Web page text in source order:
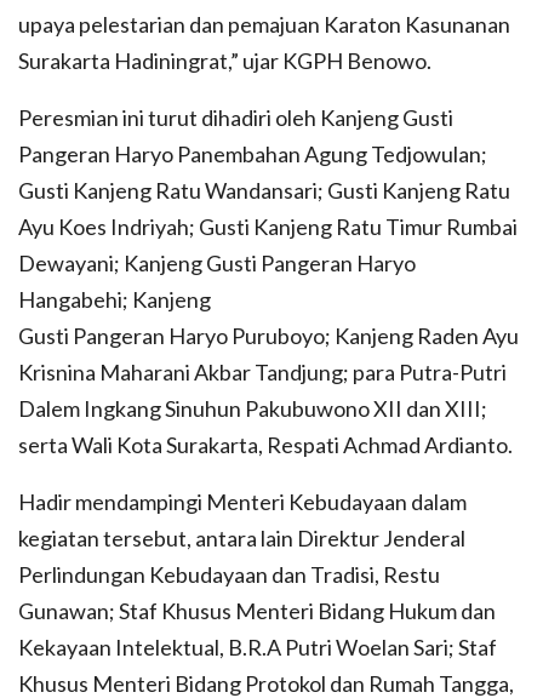
upaya pelestarian dan pemajuan Karaton Kasunanan
Surakarta Hadiningrat,” ujar KGPH Benowo.
Peresmian ini turut dihadiri oleh Kanjeng Gusti
Pangeran Haryo Panembahan Agung Tedjowulan;
Gusti Kanjeng Ratu Wandansari; Gusti Kanjeng Ratu
Ayu Koes Indriyah; Gusti Kanjeng Ratu Timur Rumbai
Dewayani; Kanjeng Gusti Pangeran Haryo
Hangabehi; Kanjeng
Gusti Pangeran Haryo Puruboyo; Kanjeng Raden Ayu
Krisnina Maharani Akbar Tandjung; para Putra-Putri
Dalem Ingkang Sinuhun Pakubuwono XII dan XIII;
serta Wali Kota Surakarta, Respati Achmad Ardianto.
Hadir mendampingi Menteri Kebudayaan dalam
kegiatan tersebut, antara lain Direktur Jenderal
Perlindungan Kebudayaan dan Tradisi, Restu
Gunawan; Staf Khusus Menteri Bidang Hukum dan
Kekayaan Intelektual, B.R.A Putri Woelan Sari; Staf
Khusus Menteri Bidang Protokol dan Rumah Tangga,